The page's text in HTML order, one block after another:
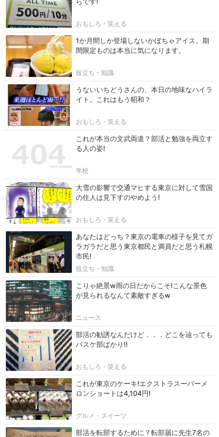
おもしろ・笑える
1か月間しか登場しないかぼちゃアイス。期
間限定ものは本当に気になります。
役立ち・知識
うないいちどうさんの、本日の地味なハイラ
イト。これはもう昭和？
おもしろ・笑える
これが本当の文武両道？部活と勉強を両立す
る人の姿!
学校
大雪の影響で交通マヒする東京に対して雪国
の住人は見下すのやめよう!
おもしろ・笑える
あなたはどっち？東京の電車の様子を見てガ
ラガラだと思う東京都民と満員だと思う札幌
市民!
役立ち・知識
こりゃ絶景w雨の日だからこそ!こんな景色
が見られるなんて素敵すぎるw
ニュース
部活の勧誘なんだけど．．．どこを辿っても
バスケ部ばかり‼
おもしろ・笑える
これが東京のケーキ!エクストラスーパーメ
ロンショートは4,104円!
グルメ・スイーツ
部活を転部するために？転部届に先生7名の